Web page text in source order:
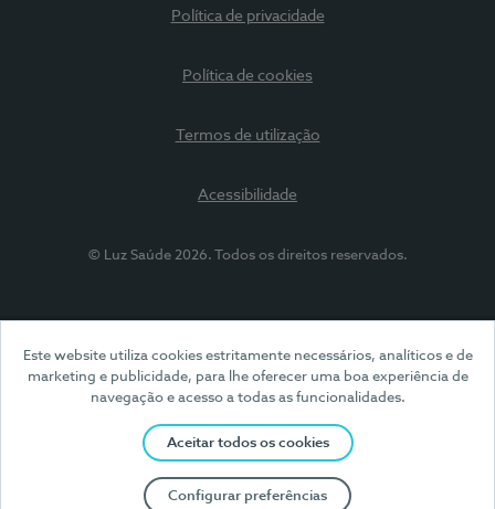
Este website utiliza cookies estritamente necessários, analíticos e de
marketing e publicidade, para lhe oferecer uma boa experiência de
navegação e acesso a todas as funcionalidades.
Aceitar todos os cookies
Configurar preferências
Política de privacidade
Política de cookies
Termos de utilização
Acessibilidade
© Luz Saúde 2026. Todos os direitos reservados.